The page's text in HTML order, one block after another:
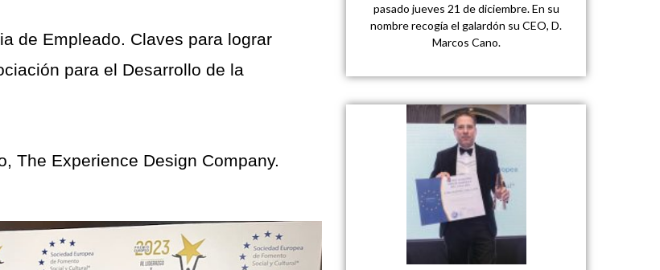
de Empleado. Claves para lograr
para el Desarrollo de la
The Experience Design Company.
pasado jueves 21 de diciembre. En su
nombre recogía el galardón su CEO, D.
Marcos Cano.